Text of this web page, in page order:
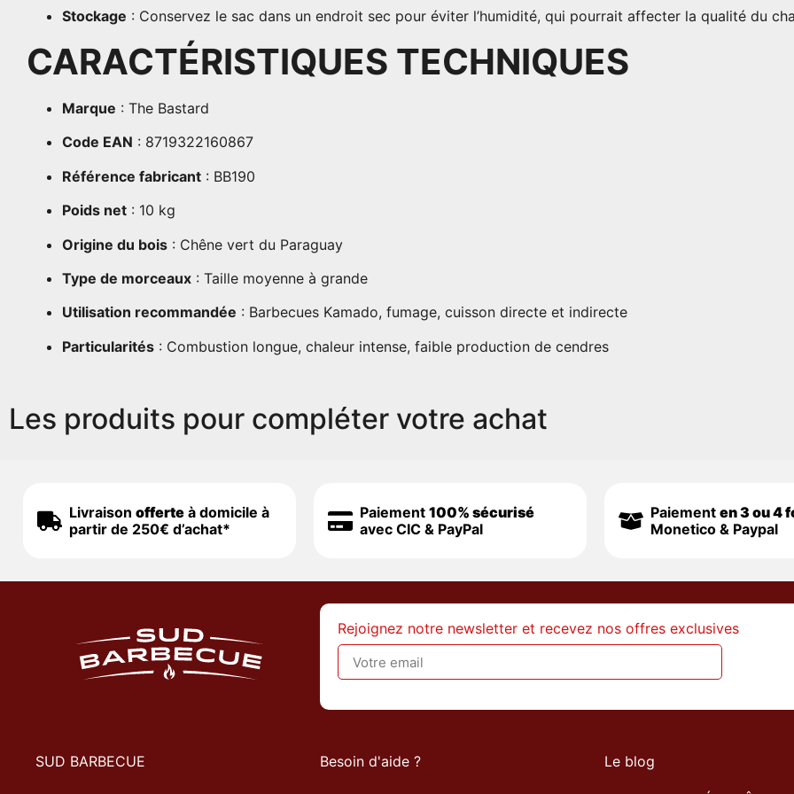
Stockage : Conservez le sac dans un endroit sec pour éviter l’humidité, qui pourrait affecter la qualité du
CARACTÉRISTIQUES TECHNIQUES
Marque : The Bastard
Code EAN : 8719322160867
Référence fabricant : BB190
Poids net : 10 kg
Origine du bois : Chêne vert du Paraguay
Type de morceaux : Taille moyenne à grande
Utilisation recommandée : Barbecues Kamado, fumage, cuisson directe et indirecte
Particularités : Combustion longue, chaleur intense, faible production de cendres
Les produits pour compléter votre achat
Livraison offerte à domicile à
partir de 250€ d’achat*
Paiement 100% sécurisé
avec CIC & PayPal
Paiement en 3 ou 4
Monetico & Paypal
Rejoignez notre newsletter et recevez nos offres exclusives
SUD BARBECUE Besoin d'aide ? Le blog